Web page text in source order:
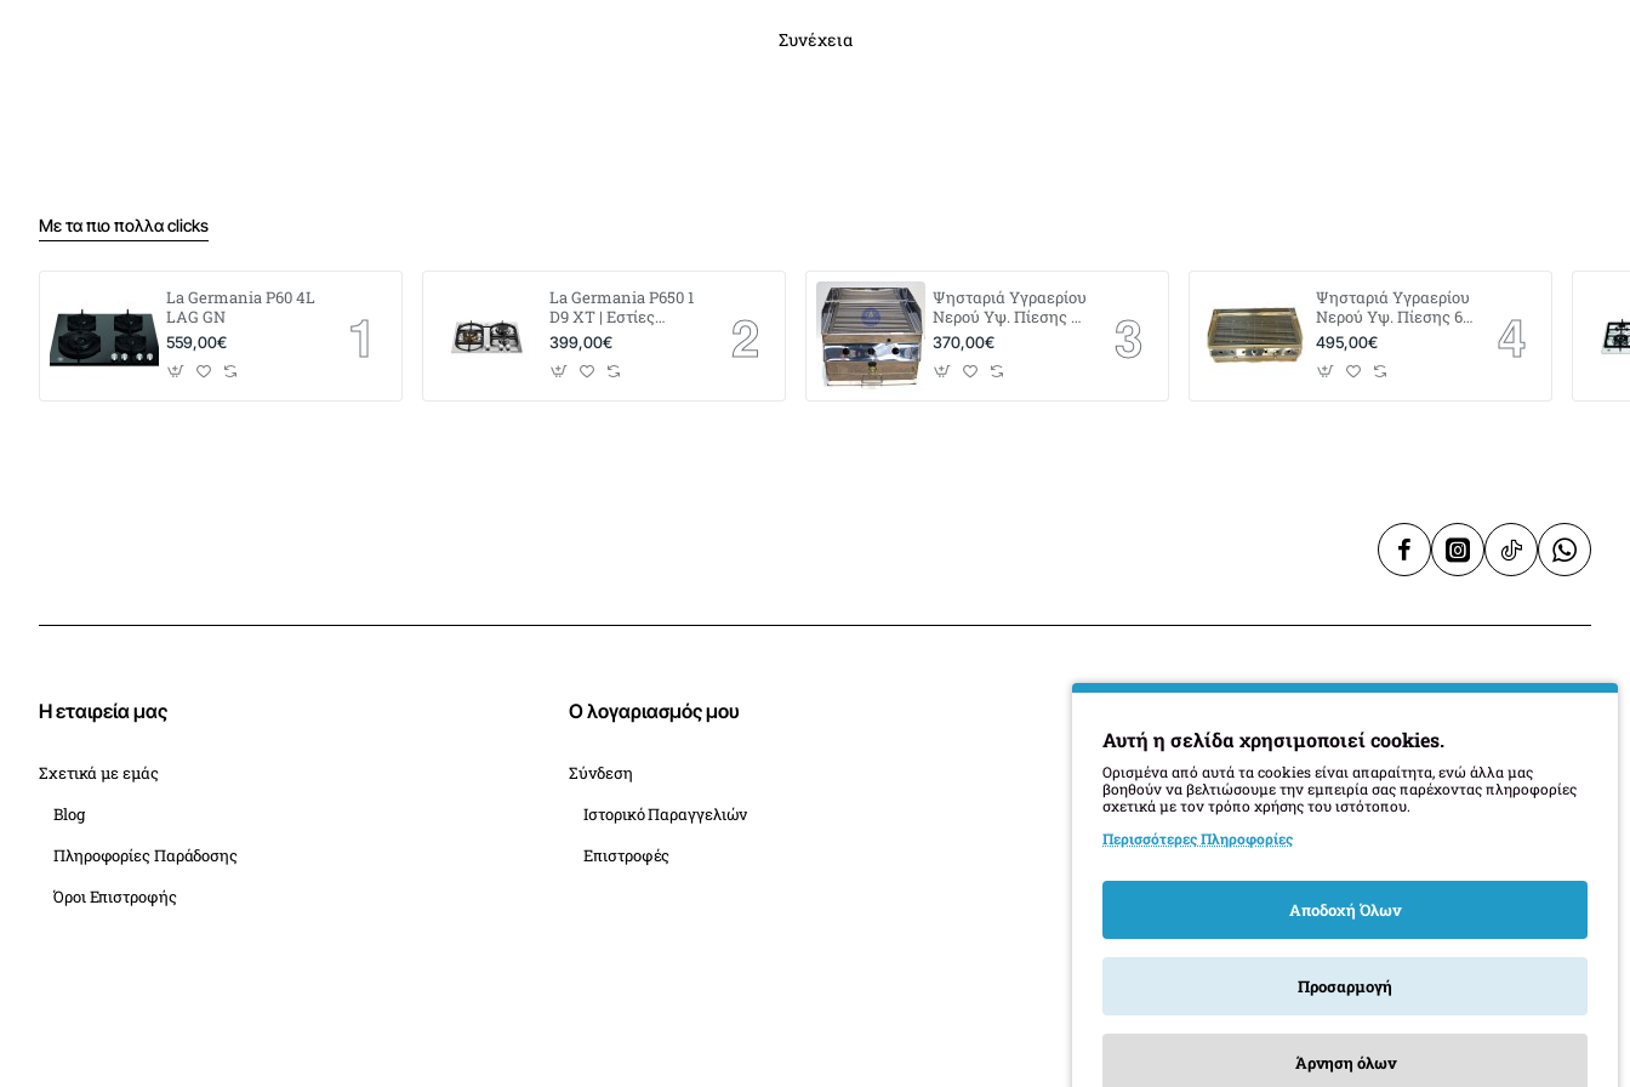
Συνέχεια
Με τα πιο πολλα clicks
La Germania P60 4L
LAG GN
559,00€
La Germania P650 1
D9 XT | Εστίες
Αερίου με
Μπρούτζινους
Διασπορείς
399,00€
Ψησταριά Υγραερίου
Νερού Υψ. Πίεσης 40
x 40
370,00€
Ψησταριά Υγραερίου
Νερού Υψ. Πίεσης 60
x 40
495,00€
Η εταιρεία μας
Σχετικά με εμάς
Blog
Πληροφορίες Παράδοσης
Όροι Επιστροφής
Ο λογαριασμός μου
Σύνδεση
Ιστορικό Παραγγελιών
Επιστροφές
Επικοινωνία
Τοποθεσία Καταστήματος
Οι κατασκευαστές μας
Αυτή η σελίδα χρησιμοποιεί cookies.
Ορισμένα από αυτά τα cookies είναι απαραίτητα, ενώ άλλα μας
βοηθούν να βελτιώσουμε την εμπειρία σας παρέχοντας πληροφορίες
σχετικά με τον τρόπο χρήσης του ιστότοπου.
Περισσότερες Πληροφορίες
Αποδοχή Όλων
Προσαρμογή
Άρνηση όλων